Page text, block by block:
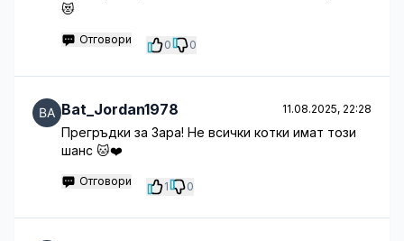
😻
Отговори 0 0
Bat_Jordan1978 11.08.2025, 22:28
Прегръдки за Зара! Не всички котки имат този
шанс 🐱❤️
Отговори 1 0